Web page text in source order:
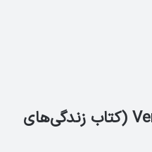
10. کتاب Very Good Lives (کتاب زندگی‌های